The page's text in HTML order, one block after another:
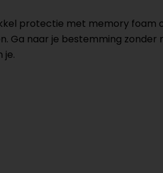
protectie met memory
Ga naar je bestemming zonder
je.